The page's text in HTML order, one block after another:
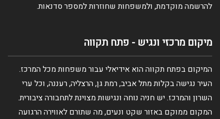
להרשמה מוקדמת, ולמשפחות שחוזרות למספר סדנאות.
מיקום מרכזי ונגיש - פתח תקווה
המיקום בפתח תקווה הוא אידיאלי עבור משפחות מכל המרכז.
העיר נגישה בקלות מתל אביב, רמת גן, הרצליה, רעננה, וכל ערי
השרון והמרכז. יש חניה נוחה ונגישות מצוינת לתחבורה ציבורית.
המקום ממוקם באזור שקט ונעים, מה שתורם לאווירה הרגועה